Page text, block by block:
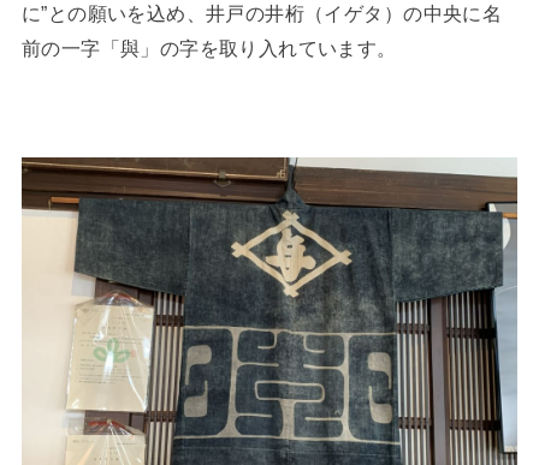
に”との願いを込め、井戸の井桁（イゲタ）の中央に名
前の一字「與」の字を取り入れています。